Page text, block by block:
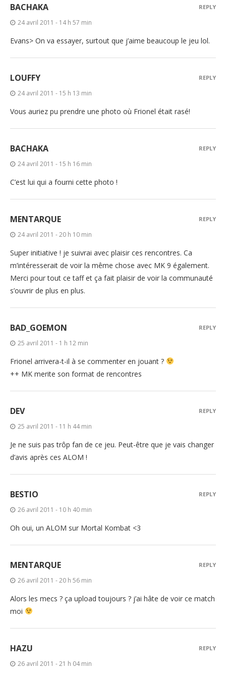
BACHAKA
24 avril 2011 - 14 h 57 min
Evans> On va essayer, surtout que j’aime beaucoup le jeu lol.
REPLY
LOUFFY
24 avril 2011 - 15 h 13 min
Vous auriez pu prendre une photo où Frionel était rasé!
REPLY
BACHAKA
24 avril 2011 - 15 h 16 min
C’est lui qui a fourni cette photo !
REPLY
MENTARQUE
24 avril 2011 - 20 h 10 min
Super initiative ! je suivrai avec plaisir ces rencontres. Ca
m’intéresserait de voir la même chose avec MK 9 également.
Merci pour tout ce taff et ça fait plaisir de voir la communauté
s’ouvrir de plus en plus.
REPLY
BAD_GOEMON
25 avril 2011 - 1 h 12 min
Frionel arrivera-t-il à se commenter en jouant ?
++ MK merite son format de rencontres
REPLY
DEV
25 avril 2011 - 11 h 44 min
Je ne suis pas trôp fan de ce jeu. Peut-être que je vais changer
d’avis après ces ALOM !
REPLY
BESTIO
26 avril 2011 - 10 h 40 min
Oh oui, un ALOM sur Mortal Kombat <3
REPLY
MENTARQUE
26 avril 2011 - 20 h 56 min
Alors les mecs ? ça upload toujours ? j’ai hâte de voir ce match
moi
REPLY
HAZU
26 avril 2011 - 21 h 04 min
REPLY